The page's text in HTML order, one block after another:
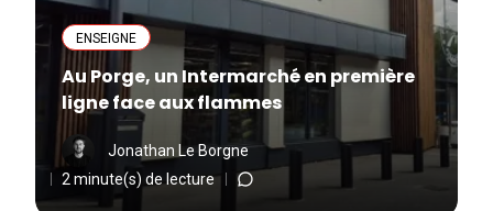
ENSEIGNE
Au Porge, un Intermarché en première
ligne face aux flammes
Jonathan Le Borgne
2 minute(s) de lecture